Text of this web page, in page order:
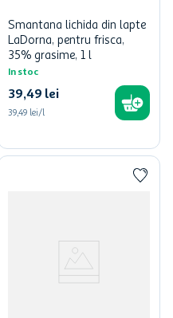
Smantana lichida din lapte
LaDorna, pentru frisca,
35% grasime, 1 l
In stoc
39,49 lei
39,49 lei/l